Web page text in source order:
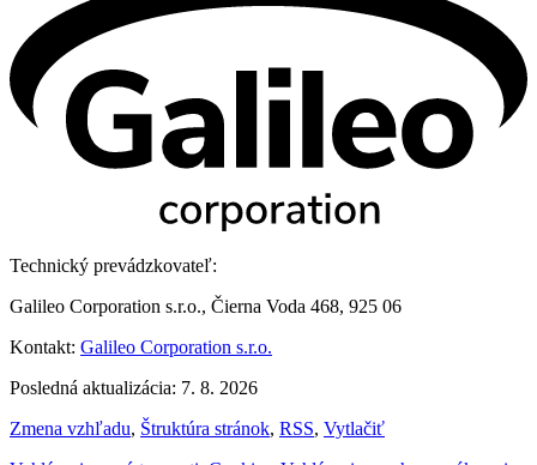
Technický prevádzkovateľ:
Galileo Corporation s.r.o., Čierna Voda 468, 925 06
Kontakt: Galileo Corporation s.r.o.
Posledná aktualizácia: 7. 8. 2026
Zmena vzhľadu, Štruktúra stránok, RSS, Vytlačiť